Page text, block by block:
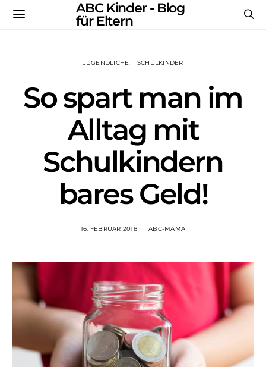
ABC Kinder - Blog
für Eltern
JUGENDLICHE SCHULKINDER
So spart man im
Alltag mit
Schulkindern
bares Geld!
16. FEBRUAR 2018 ABC-MAMA